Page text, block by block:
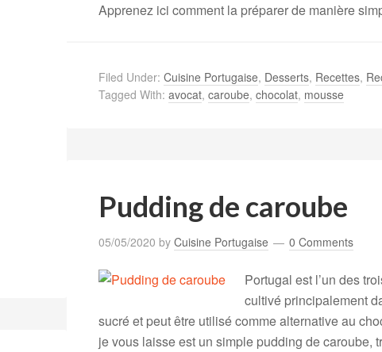
Apprenez ici comment la préparer de manière
Filed Under: Cuisine Portugaise, Desserts, Recettes,
Tagged With: avocat, caroube, chocolat, mousse
Pudding de caroube
05/05/2020 by Cuisine Portugaise 0 Comments
Portugal est l’un des
cultivé principalement
sucré et peut être utilisé comme alternative au
je vous laisse est un simple pudding de caroube,